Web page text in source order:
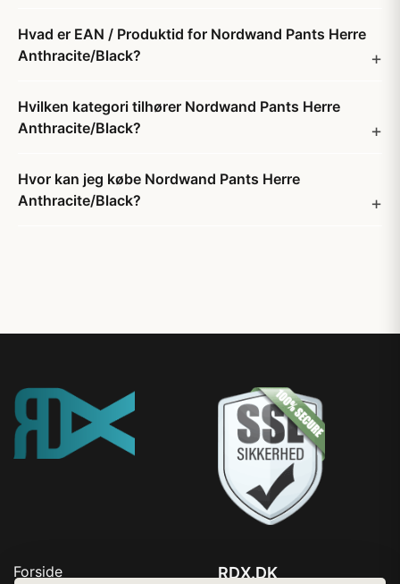
Hvad er EAN / Produktid for Nordwand Pants Herre
Anthracite/Black?
Hvilken kategori tilhører Nordwand Pants Herre
Anthracite/Black?
Hvor kan jeg købe Nordwand Pants Herre
Anthracite/Black?
Forside RDX.DK